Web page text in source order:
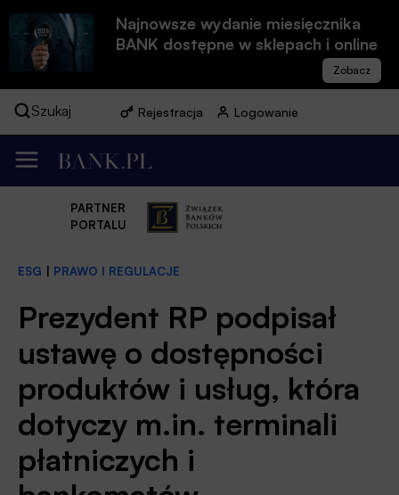
Najnowsze wydanie miesięcznika
BANK dostępne w sklepach i online
Szukaj Rejestracja Logowanie
PARTNER
PORTALU
ESG PRAWO I REGULACJE
Prezydent RP podpisał
ustawę o dostępności
produktów i usług, która
dotyczy m.in. terminali
płatniczych i